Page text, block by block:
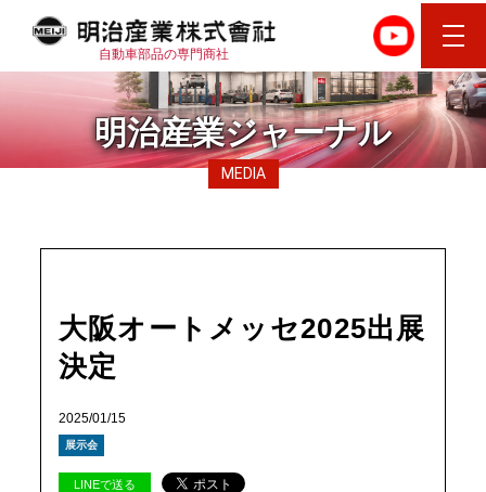
自動車部品の専門商社
明治産業ジャーナル
MEDIA
大阪オートメッセ2025出展
決定
2025/01/15
展示会
LINEで送る